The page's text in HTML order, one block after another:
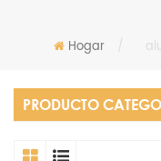
Hogar /
PRODUCTO